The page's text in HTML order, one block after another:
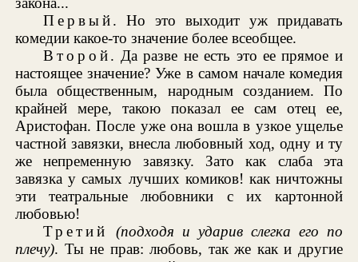
Первый. Но это выходит уж придавать
комедии какое-то значение более всеобщее.
Второй. Да разве не есть это ее прямое и
настоящее значение? Уже в самом начале комедия
была общественным, народным созданием. По
крайней мере, такою показал ее сам отец ее,
Аристофан. После уже она вошла в узкое ущелье
частной завязки, внесла любовный ход, одну и ту
же непременную завязку. Зато как слаба эта
завязка у самых лучших комиков! как ничтожны
эти театральные любовники с их картонной
любовью!
Третий
(подходя и ударив слегка его по
плечу). Ты не прав: любовь, так же как и другие